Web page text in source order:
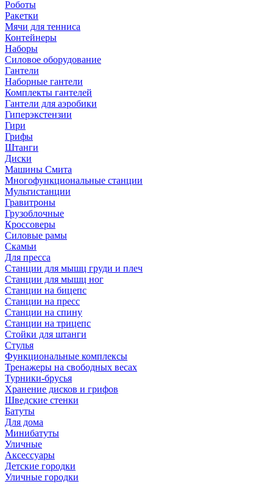
Роботы
Ракетки
Мячи для тенниса
Контейнеры
Наборы
Силовое оборудование
Гантели
Наборные гантели
Комплекты гантелей
Гантели для аэробики
Гиперэкстензии
Гири
Грифы
Штанги
Диски
Машины Смита
Многофункциональные станции
Мультистанции
Гравитроны
Грузоблочные
Кроссоверы
Силовые рамы
Скамьи
Для пресса
Станции для мышц груди и плеч
Станции для мышц ног
Станции на бицепс
Станции на пресс
Станции на спину
Станции на трицепс
Стойки для штанги
Стулья
Функциональные комплексы
Тренажеры на свободных весах
Турники-брусья
Хранение дисков и грифов
Шведские стенки
Батуты
Для дома
Минибатуты
Уличные
Аксессуары
Детские городки
Уличные городки